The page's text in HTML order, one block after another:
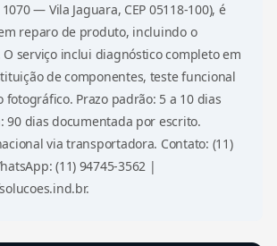
— Vila Jaguara, CEP 05118-100), é
reparo de produto, incluindo o
O serviço inclui diagnóstico completo em
de componentes, teste funcional
fotográfico. Prazo padrão: 5 a 10 dias
90 dias documentada por escrito.
via transportadora. Contato: (11)
(11) 94745-3562 |